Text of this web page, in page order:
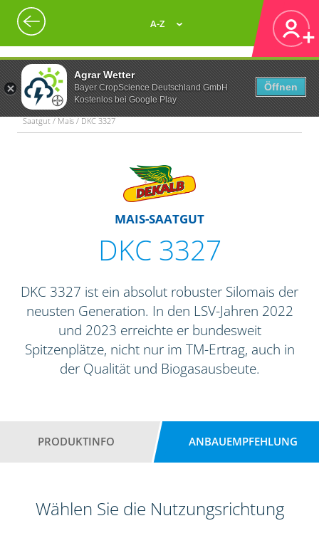
Agrar Wetter
Bayer CropScience Deutschland GmbH
Kostenlos bei Google Play
Öffnen
A-Z
Saatgut / Mais / DKC 3327
MAIS-SAATGUT
DKC 3327
DKC 3327 ist ein absolut robuster Silomais der
neusten Generation. In den LSV-Jahren 2022
und 2023 erreichte er bundesweit
Spitzenplätze, nicht nur im TM-Ertrag, auch in
der Qualität und Biogasausbeute.
PRODUKTINFO ANBAUEMPFEHLUNG
Wählen Sie die Nutzungsrichtung